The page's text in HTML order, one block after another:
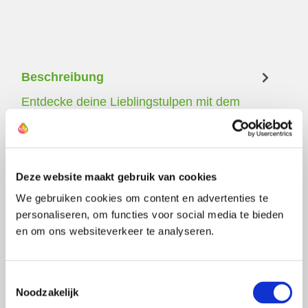
Deze website maakt gebruik van cookies
We gebruiken cookies om content en advertenties te
personaliseren, om functies voor social media te bieden
en om ons websiteverkeer te analyseren.
Noodzakelijk
Beschreibung
Entdecke deine Lieblingstulpen mit dem
'Pride'-Sortiment. Dieses Probe-Paket entht 4
verschiedene Sorten, mit denen du ein a…